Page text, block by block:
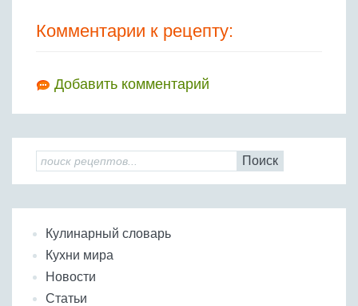
Комментарии к рецепту:
Добавить комментарий
Поиск
Кулинарный словарь
Кухни мира
Новости
Статьи